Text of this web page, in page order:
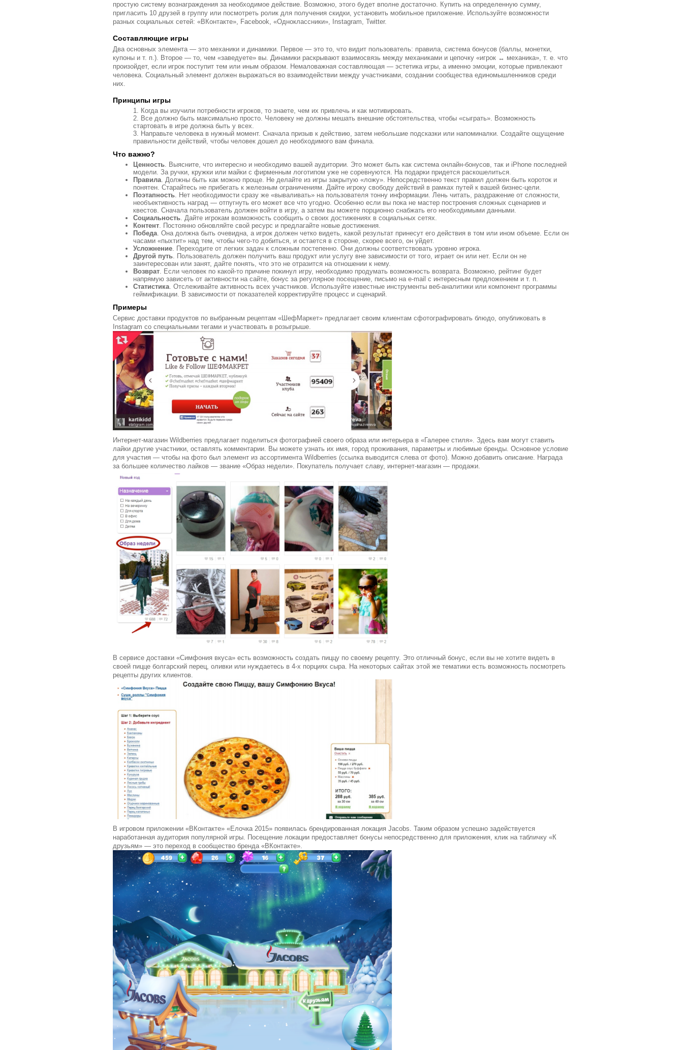
простую систему вознаграждения за необходимое действие. Возможно, этого будет вполне достаточно. Купить на определенную сумму,
пригласить 10 друзей в группу или посмотреть ролик для получения скидки, установить мобильное приложение. Используйте возможности
разных социальных сетей: «ВКонтакте», Facebook, «Одноклассники», Instagram, Twitter.
Составляющие игры
Два основных элемента — это механики и динамики. Первое — это то, что видит пользователь: правила, система бонусов (баллы, монетки,
купоны и т. п.). Второе — то, чем «заведуете» вы. Динамики раскрывают взаимосвязь между механиками и цепочку «игрок ↔ механика», т. е. что
произойдет, если игрок поступит тем или иным образом. Немаловажная составляющая — эстетика игры, а именно эмоции, которые привлекают
человека. Cоциальный элемент должен выражаться во взаимодействии между участниками, создании сообщества единомышленников среди
них.
Принципы игры
Когда вы изучили потребности игроков, то знаете, чем их привлечь и как мотивировать.
Все должно быть максимально просто. Человеку не должны мешать внешние обстоятельства, чтобы «сыграть». Возможность
стартовать в игре должна быть у всех.
Направьте человека в нужный момент. Сначала призыв к действию, затем небольшие подсказки или напоминалки. Создайте ощущение
правильности действий, чтобы человек дошел до необходимого вам финала.
Что важно?
Ценность. Выясните, что интересно и необходимо вашей аудитории. Это может быть как система онлайн-бонусов, так и iPhone последней
модели. За ручки, кружки или майки с фирменным логотипом уже не соревнуются. На подарки придется раскошелиться.
Правила. Должны быть как можно проще. Не делайте из игры закрытую «ложу». Непосредственно текст правил должен быть короток и
понятен. Старайтесь не прибегать к железным ограничениям. Дайте игроку свободу действий в рамках путей к вашей бизнес-цели.
Поэтапность. Нет необходимости сразу же «вываливать» на пользователя тонну информации. Лень читать, раздражение от сложности,
необъективность наград — отпугнуть его может все что угодно. Особенно если вы пока не мастер построения сложных сценариев и
квестов. Сначала пользователь должен войти в игру, а затем вы можете порционно снабжать его необходимыми данными.
Социальность. Дайте игрокам возможность сообщить о своих достижениях в социальных сетях.
Контент. Постоянно обновляйте свой ресурс и предлагайте новые достижения.
Победа. Она должна быть очевидна, а игрок должен четко видеть, какой результат принесут его действия в том или ином объеме. Если он
часами «пыхтит» над тем, чтобы чего-то добиться, и остается в стороне, скорее всего, он уйдет.
Усложнение. Переходите от легких задач к сложным постепенно. Они должны соответствовать уровню игрока.
Другой путь. Пользователь должен получить ваш продукт или услугу вне зависимости от того, играет он или нет. Если он не
заинтересован или занят, дайте понять, что это не отразится на отношении к нему.
Возврат. Если человек по какой-то причине покинул игру, необходимо продумать возможность возврата. Возможно, рейтинг будет
напрямую зависеть от активности на сайте, бонус за регулярное посещение, письмо на e-mail с интересным предложением и т. п.
Статистика. Отслеживайте активность всех участников. Используйте известные инструменты веб-аналитики или компонент программы
геймификации. В зависимости от показателей корректируйте процесс и сценарий.
Примеры
Сервис доставки продуктов по выбранным рецептам «ШефМаркет» предлагает своим клиентам сфотографировать блюдо, опубликовать в
Instagram со специальными тегами и участвовать в розыгрыше.
Интернет-магазин Wildberries предлагает поделиться фотографией своего образа или интерьера в «Галерее стиля». Здесь вам могут ставить
лайки другие участники, оставлять комментарии. Вы можете узнать их имя, город проживания, параметры и любимые бренды. Основное условие
для участия — чтобы на фото был элемент из ассортимента Wildberries (ссылка выводится слева от фото). Можно добавить описание. Награда
за большее количество лайков — звание «Образ недели». Покупатель получает славу, интернет-магазин — продажи.
В сервисе доставки «Симфония вкуса» есть возможность создать пиццу по своему рецепту. Это отличный бонус, если вы не хотите видеть в
своей пицце болгарский перец, оливки или нуждаетесь в 4-х порциях сыра. На некоторых сайтах этой же тематики есть возможность посмотреть
рецепты других клиентов.
В игровом приложении «ВКонтакте» «Елочка 2015» появилась брендированная локация Jacobs. Таким образом успешно задействуется
наработанная аудитория популярной игры. Посещение локации предоставляет бонусы непосредственно для приложения, клик на табличку «К
друзьям» — это переход в сообщество бренда «ВКонтакте».